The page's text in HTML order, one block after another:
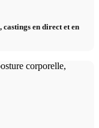
castings en direct et en